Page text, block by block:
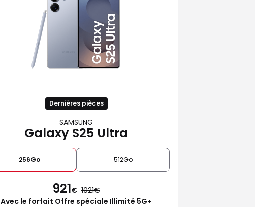
Dernières pièces
SAMSUNG
Galaxy S25 Ultra
256Go 512Go
921€ 1021
Avec le forfait Offre spéciale Illimité 5G+